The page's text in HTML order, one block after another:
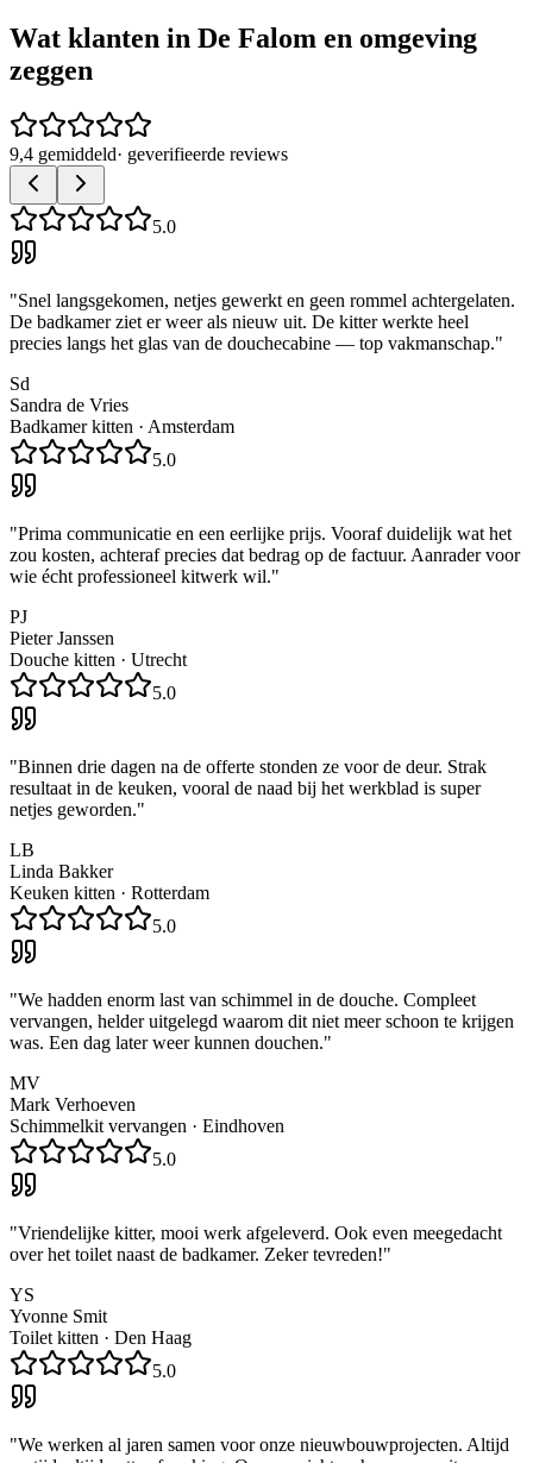
Wat klanten in De Falom en omgeving
zeggen
9,4 gemiddeld· geverifieerde reviews
5.0
"Snel langsgekomen, netjes gewerkt en geen rommel achtergelaten.
De badkamer ziet er weer als nieuw uit. De kitter werkte heel
precies langs het glas van de douchecabine — top vakmanschap."
Sd
Sandra de Vries
Badkamer kitten · Amsterdam
5.0
"Prima communicatie en een eerlijke prijs. Vooraf duidelijk wat het
zou kosten, achteraf precies dat bedrag op de factuur. Aanrader voor
wie écht professioneel kitwerk wil."
PJ
Pieter Janssen
Douche kitten · Utrecht
5.0
"Binnen drie dagen na de offerte stonden ze voor de deur. Strak
resultaat in de keuken, vooral de naad bij het werkblad is super
netjes geworden."
LB
Linda Bakker
Keuken kitten · Rotterdam
5.0
"We hadden enorm last van schimmel in de douche. Compleet
vervangen, helder uitgelegd waarom dit niet meer schoon te krijgen
was. Een dag later weer kunnen douchen."
MV
Mark Verhoeven
Schimmelkit vervangen · Eindhoven
5.0
"Vriendelijke kitter, mooi werk afgeleverd. Ook even meegedacht
over het toilet naast de badkamer. Zeker tevreden!"
YS
Yvonne Smit
Toilet kitten · Den Haag
5.0
"We werken al jaren samen voor onze nieuwbouwprojecten. Altijd